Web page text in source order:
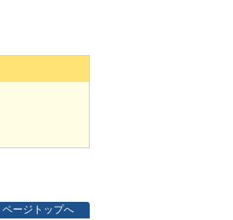
ページトップへ